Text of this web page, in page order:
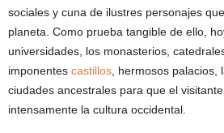
sociales y cuna de ilustres personajes
planeta. Como prueba tangible de ello,
universidades, los monasterios,
imponentes castillos , hermosos palacios,
ciudades ancestrales para que el
intensamente la cultura occidental.